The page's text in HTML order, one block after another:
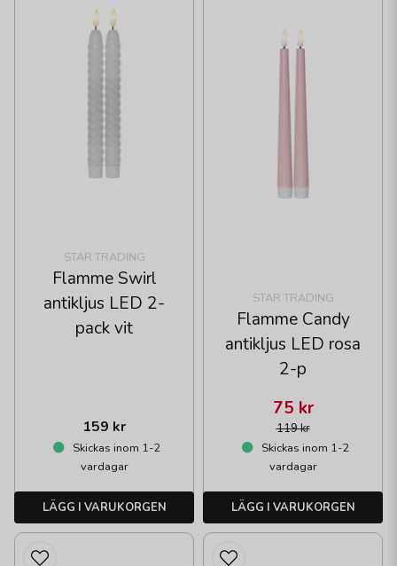
STAR TRADING
Flamme Swirl
antikljus LED 2-
pack vit
159 kr
Skickas inom 1-2
vardagar
LÄGG I VARUKORGEN
STAR TRADING
Flamme Candy
antikljus LED rosa
2-p
119 kr
75 kr
Skickas inom 1-2
vardagar
LÄGG I VARUKORGEN